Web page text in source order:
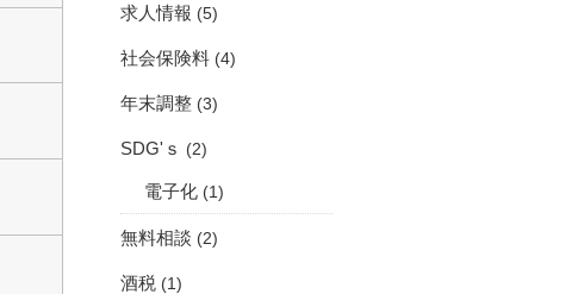
求人情報 (5)
社会保険料 (4)
年末調整 (3)
SDG'ｓ (2)
電子化 (1)
無料相談 (2)
酒税 (1)